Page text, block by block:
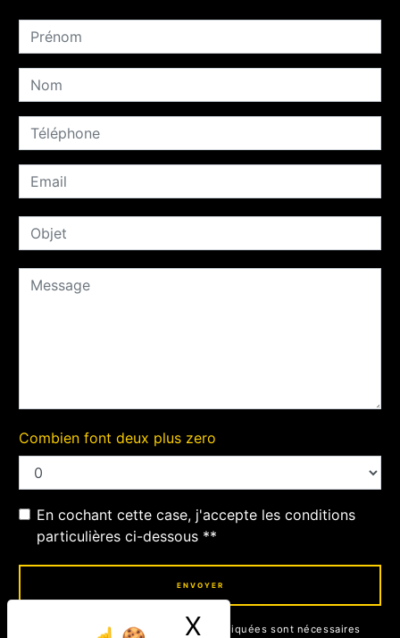
X Masquer le
Combien font deux plus zero
En cochant cette case, j'accepte les conditions
particulières ci-dessous **
ENVOYER
** Les données personnelles communiquées sont nécessaires